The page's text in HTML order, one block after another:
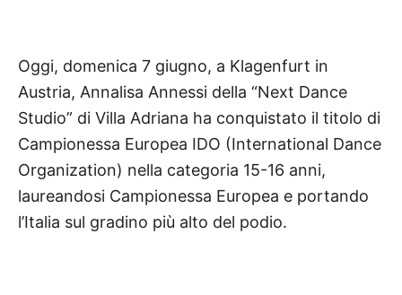
Oggi, domenica 7 giugno, a Klagenfurt in
Austria, Annalisa Annessi della “Next Dance
Studio” di Villa Adriana ha conquistato il titolo di
Campionessa Europea IDO (International Dance
Organization) nella categoria 15-16 anni,
laureandosi Campionessa Europea e portando
l’Italia sul gradino più alto del podio.